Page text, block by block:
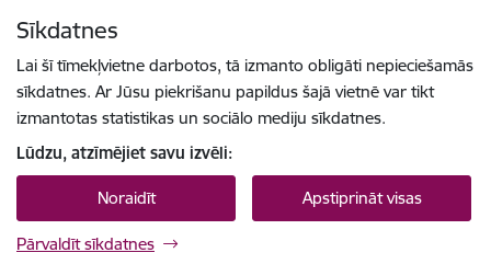
Sīkdatnes
Lai šī tīmekļvietne darbotos, tā izmanto obligāti nepieciešamās
sīkdatnes. Ar Jūsu piekrišanu papildus šajā vietnē var tikt
izmantotas statistikas un sociālo mediju sīkdatnes.
Lūdzu, atzīmējiet savu izvēli:
Noraidīt Apstiprināt visas
Pārvaldīt sīkdatnes